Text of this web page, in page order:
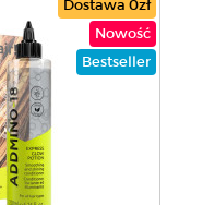
Dostawa 0zł
Nowość
Bestseller